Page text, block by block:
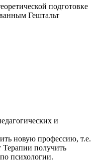
подготовке
Гештальт
и
новую профессию, т.е.
Терапии получить
психологии.